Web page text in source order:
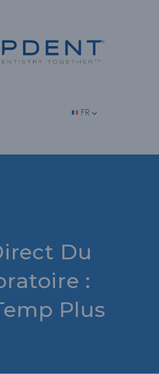
FR
Du
:
Plus